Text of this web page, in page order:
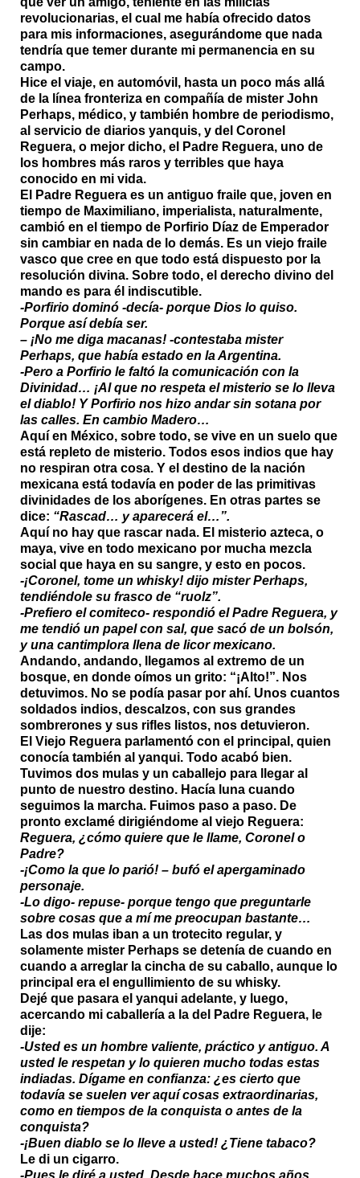
revolucionarias, el cual me había ofrecido datos
para mis informaciones, asegurándome que nada
tendría que temer durante mi permanencia en su
campo.
Hice el viaje, en automóvil, hasta un poco más allá
de la línea fronteriza en compañía de mister John
Perhaps, médico, y también hombre de periodismo,
al servicio de diarios yanquis, y del Coronel
Reguera, o mejor dicho, el Padre Reguera, uno de
los hombres más raros y terribles que haya
conocido en mi vida.
El Padre Reguera es un antiguo fraile que, joven en
tiempo de Maximiliano, imperialista, naturalmente,
cambió en el tiempo de Porfirio Díaz de Emperador
sin cambiar en nada de lo demás. Es un viejo fraile
vasco que cree en que todo está dispuesto por la
resolución divina. Sobre todo, el derecho divino del
mando es para él indiscutible.
-Porfirio dominó -decía- porque Dios lo quiso.
Porque así debía ser.
– ¡No me diga macanas! -contestaba mister
Perhaps, que había estado en la Argentina.
-Pero a Porfirio le faltó la comunicación con la
Divinidad… ¡Al que no respeta el misterio se lo lleva
el diablo! Y Porfirio nos hizo andar sin sotana por
las calles. En cambio Madero…
Aquí en México, sobre todo, se vive en un suelo que
está repleto de misterio. Todos esos indios que hay
no respiran otra cosa. Y el destino de la nación
mexicana está todavía en poder de las primitivas
divinidades de los aborígenes. En otras partes se
dice: “Rascad… y aparecerá el…”.
Aquí no hay que rascar nada. El misterio azteca, o
maya, vive en todo mexicano por mucha mezcla
social que haya en su sangre, y esto en pocos.
-¡Coronel, tome un whisky! dijo mister Perhaps,
tendiéndole su frasco de “ruolz”.
-Prefiero el comiteco- respondió el Padre Reguera, y
me tendió un papel con sal, que sacó de un bolsón,
y una cantimplora llena de licor mexicano.
Andando, andando, llegamos al extremo de un
bosque, en donde oímos un grito: “¡Alto!”. Nos
detuvimos. No se podía pasar por ahí. Unos cuantos
soldados indios, descalzos, con sus grandes
sombrerones y sus rifles listos, nos detuvieron.
El Viejo Reguera parlamentó con el principal, quien
conocía también al yanqui. Todo acabó bien.
Tuvimos dos mulas y un caballejo para llegar al
punto de nuestro destino. Hacía luna cuando
seguimos la marcha. Fuimos paso a paso. De
pronto exclamé dirigiéndome al viejo Reguera:
Reguera, ¿cómo quiere que le llame, Coronel o
Padre?
-¡Como la que lo parió! – bufó el apergaminado
personaje.
-Lo digo- repuse- porque tengo que preguntarle
sobre cosas que a mí me preocupan bastante…
Las dos mulas iban a un trotecito regular, y
solamente mister Perhaps se detenía de cuando en
cuando a arreglar la cincha de su caballo, aunque lo
principal era el engullimiento de su whisky.
Dejé que pasara el yanqui adelante, y luego,
acercando mi caballería a la del Padre Reguera, le
dije:
-Usted es un hombre valiente, práctico y antiguo. A
usted le respetan y lo quieren mucho todas estas
indiadas. Dígame en confianza: ¿es cierto que
todavía se suelen ver aquí cosas extraordinarias,
como en tiempos de la conquista o antes de la
conquista?
-¡Buen diablo se lo lleve a usted! ¿Tiene tabaco?
Le di un cigarro.
-Pues le diré a usted. Desde hace muchos años